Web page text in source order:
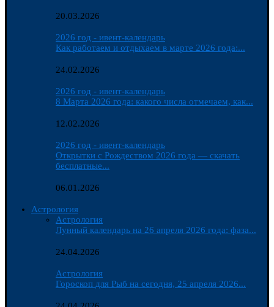
20.03.2026
2026 год - ивент-календарь
Как работаем и отдыхаем в марте 2026 года:...
24.02.2026
2026 год - ивент-календарь
8 Марта 2026 года: какого числа отмечаем, как...
12.02.2026
2026 год - ивент-календарь
Открытки с Рождеством 2026 года — скачать
бесплатные...
06.01.2026
Астрология
Астрология
Лунный календарь на 26 апреля 2026 года: фаза...
24.04.2026
Астрология
Гороскоп для Рыб на сегодня, 25 апреля 2026...